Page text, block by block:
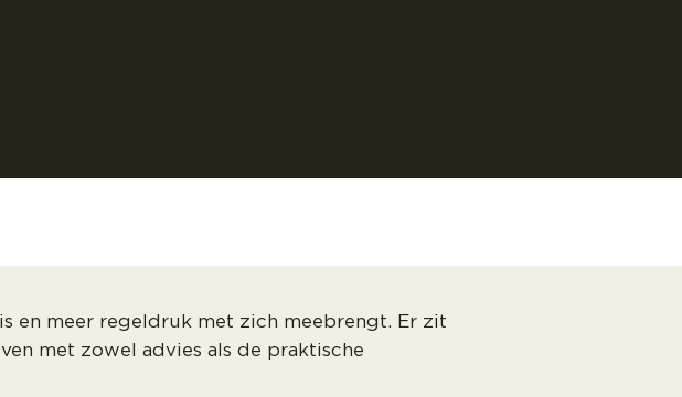
en meer regeldruk met zich meebrengt. Er zit
met zowel advies als de praktische